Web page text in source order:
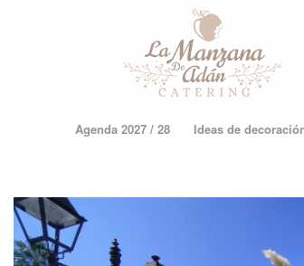
Agenda 2027 / 28 Ideas de